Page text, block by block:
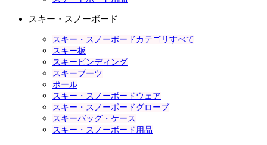
スキー・スノーボード
スキー・スノーボードカテゴリすべて
スキー板
スキービンディング
スキーブーツ
ポール
スキー・スノーボードウェア
スキー・スノーボードグローブ
スキーバッグ・ケース
スキー・スノーボード用品